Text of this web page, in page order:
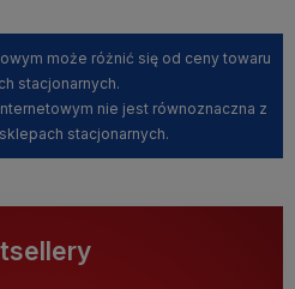
może różnić się od ceny towaru
stacjonarnych.
nie jest równoznaczna z
stacjonarnych.